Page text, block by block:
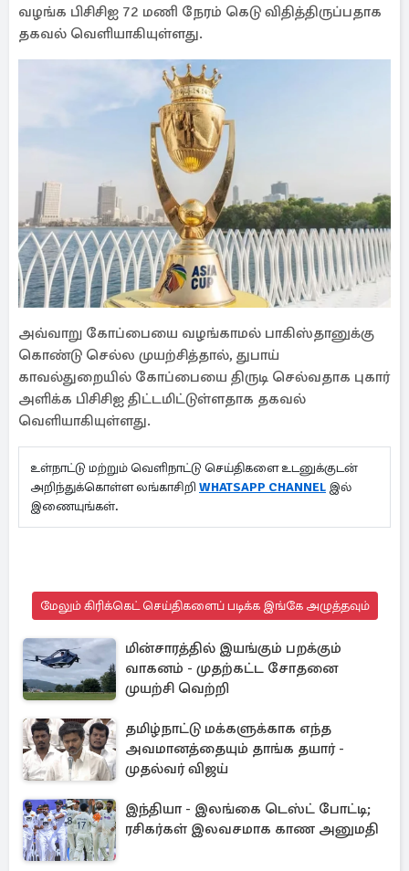
வழங்க பிசிசிஐ 72 மணி நேரம் கெடு விதித்திருப்பதாக
தகவல் வெளியாகியுள்ளது.
அவ்வாறு கோப்பையை வழங்காமல் பாகிஸ்தானுக்கு
கொண்டு செல்ல முயற்சித்தால், துபாய்
காவல்துறையில் கோப்பையை திருடி செல்வதாக புகார்
அளிக்க பிசிசிஐ திட்டமிட்டுள்ளதாக தகவல்
வெளியாகியுள்ளது.
உள்நாட்டு மற்றும் வெளிநாட்டு செய்திகளை உடனுக்குடன்
அறிந்துக்கொள்ள லங்காசிறி WHATSAPP CHANNEL இல்
இணையுங்கள்.
மேலும் கிரிக்கெட் செய்திகளைப் படிக்க இங்கே அழுத்தவும்
மின்சாரத்தில் இயங்கும் பறக்கும்
வாகனம் - முதற்கட்ட சோதனை
முயற்சி வெற்றி
தமிழ்நாட்டு மக்களுக்காக எந்த
அவமானத்தையும் தாங்க தயார் -
முதல்வர் விஜய்
இந்தியா - இலங்கை டெஸ்ட் போட்டி;
ரசிகர்கள் இலவசமாக காண அனுமதி